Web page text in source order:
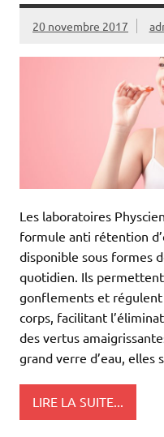
20 novembre 2017
Les laboratoires
formule anti rétention
disponible sous formes
quotidien. Ils
gonflements et régulent
corps, facilitant
des vertus
grand verre d’eau, elles
LIRE LA SUITE...